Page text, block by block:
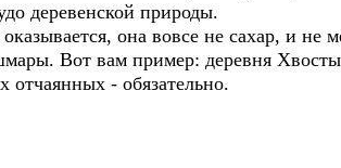
деревенской природы.
она вовсе не сахар, и не
Вот вам пример: деревня
отчаянных - обязательно.